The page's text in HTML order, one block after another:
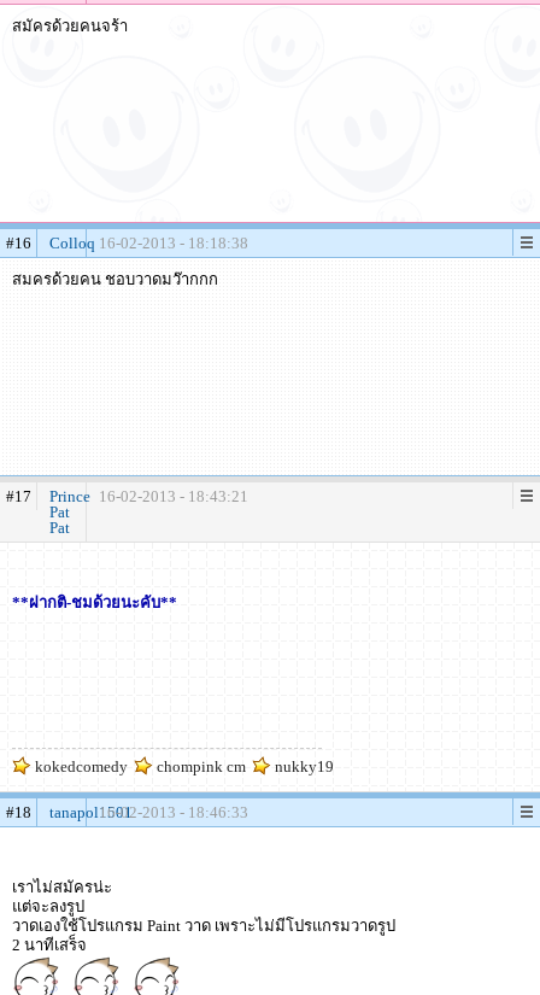
สมัครด้วยคนจร้า
#16 Colloq 16-02-2013 - 18:18:38
สมครด้วยคน ชอบวาดมว๊ากกก
#17
Prince
Pat
Pat
16-02-2013 - 18:43:21
**ฝากติ-ชมด้วยนะคับ**
kokedcomedy chompink cm nukky19
#18 tanapol150116-02-2013 - 18:46:33
เราไม่สมัครน่ะ
แต่จะลงรูป
วาดเองใช้โปรแกรม Paint วาด เพราะไม่มีโปรแกรมวาดรูป
2 นาทีเสร็จ